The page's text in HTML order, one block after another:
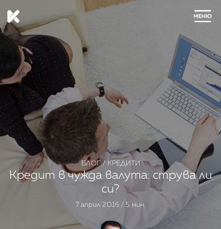
БЛОГ/ КРЕДИТИ
Кредит в чужда валута: струва ли
си?
7 април 2016 / 5 мин.